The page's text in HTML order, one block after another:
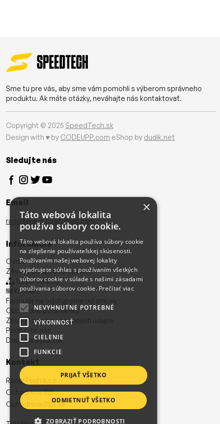
Sme tu pre vás, aby sme vám pomohli s výberom správneho
produktu. Ak máte otázky, neváhajte nás kontaktovať.
Copyright © 2025 SpeedTech.sk
Design with ♥ by CODEUPP.com eShop by dudik.net
Sledujte nás
Email
radoltech.s.r.o@gmail.com
Informácie
O nás
Zásady používania cookies
Mapa stránky
Kontakt
Formulár na odstúpenie od zmluvy
Obchodné podmienky
Zásady ochrany osobných údajov
Podporte nás
Doprava a platba
Kontakt
RadolTech s.r.o
Ochodnica 185
Ochodnica 023 35
×
Táto webová lokalita
používa súbory cookie.
Táto webová lokalita používa súbory cookie
na zlepšenie používateľskej skúsenosti.
Používaním našej webovej lokality
vyjadrujete súhlas s používaním všetkých
súborov cookie v súlade s našimi zásadami
používania súborov cookie. Prečítať viac
NEVYHNUTNE POTREBNÉ
VÝKONNOSŤ
CIELENIE
FUNKCIE
PRIJAŤ VŠETKO
ODMIETNUŤ VŠETKO
ZOBRAZIŤ PODROBNOSTI